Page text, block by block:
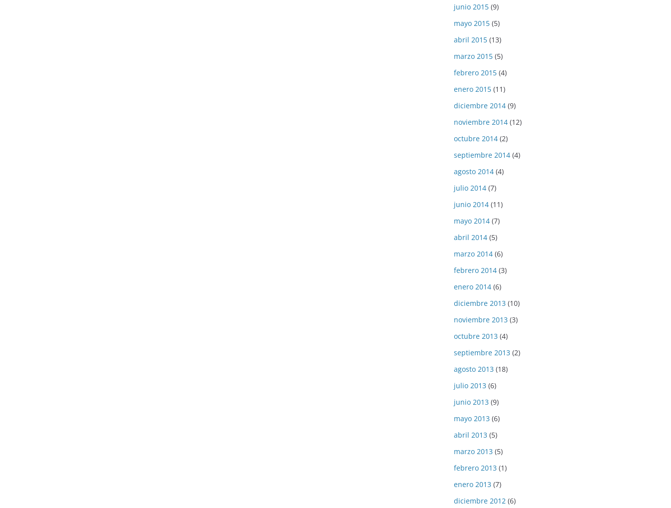
junio 2015 (9)
mayo 2015 (5)
abril 2015 (13)
marzo 2015 (5)
febrero 2015 (4)
enero 2015 (11)
diciembre 2014 (9)
noviembre 2014 (12)
octubre 2014 (2)
septiembre 2014 (4)
agosto 2014 (4)
julio 2014 (7)
junio 2014 (11)
mayo 2014 (7)
abril 2014 (5)
marzo 2014 (6)
febrero 2014 (3)
enero 2014 (6)
diciembre 2013 (10)
noviembre 2013 (3)
octubre 2013 (4)
septiembre 2013 (2)
agosto 2013 (18)
julio 2013 (6)
junio 2013 (9)
mayo 2013 (6)
abril 2013 (5)
marzo 2013 (5)
febrero 2013 (1)
enero 2013 (7)
diciembre 2012 (6)